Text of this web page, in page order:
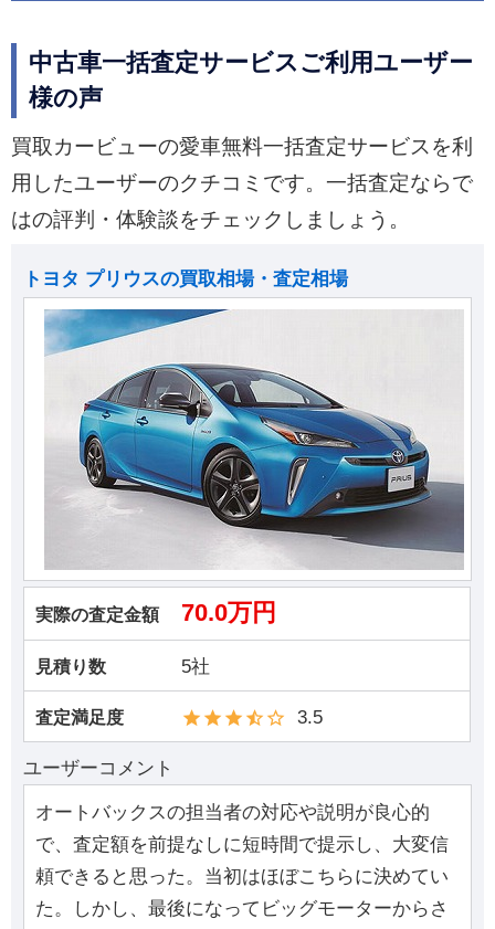
中古車一括査定サービスご利用ユーザー
様の声
買取カービューの愛車無料一括査定サービスを利
用したユーザーのクチコミです。一括査定ならで
はの評判・体験談をチェックしましょう。
トヨタ プリウスの買取相場・査定相場
実際の査定金額 70.0万円
見積り数 5社
査定満足度 3.5
ユーザーコメント
オートバックスの担当者の対応や説明が良心的
で、査定額を前提なしに短時間で提示し、大変信
頼できると思った。当初はほぼこちらに決めてい
た。しかし、最後になってビッグモーターからさ